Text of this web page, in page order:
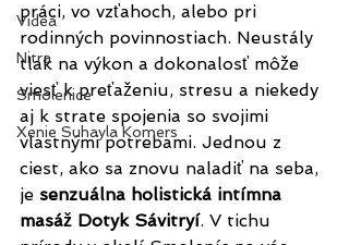
Videá
Nitra
Smolenice
Xenie Suhayla Komers
práci, vo vzťahoch, alebo pri
rodinných povinnostiach. Neustály
tlak na výkon a dokonalosť môže
viesť k preťaženiu, stresu a niekedy
aj k strate spojenia so svojimi
vlastnými potrebami. Jednou z
ciest, ako sa znovu naladiť na seba,
je senzuálna holistická intímna
masáž Dotyk Sávitryí. V tichu